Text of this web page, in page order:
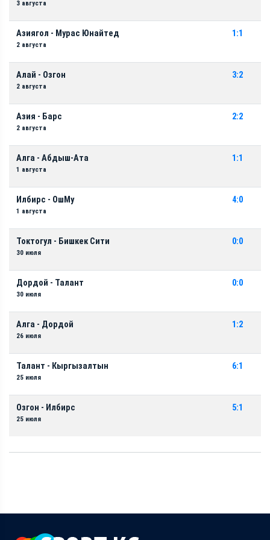
3 августа
Азиягол - Мурас Юнайтед
2 августа
1:1
Алай - Озгон
2 августа
3:2
Азия - Барс
2 августа
2:2
Алга - Абдыш-Ата
1 августа
1:1
Илбирс - ОшМу
1 августа
4:0
Токтогул - Бишкек Сити
30 июля
0:0
Дордой - Талант
30 июля
0:0
Алга - Дордой
26 июля
1:2
Талант - Кыргызалтын
25 июля
6:1
Озгон - Илбирс
25 июля
5:1